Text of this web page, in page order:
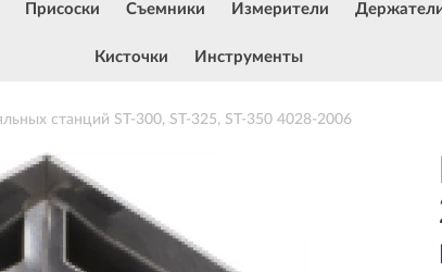
Присоски Съемники Измерители
Кисточки Инструменты
станций ST-300, ST-325, ST-350 4028-2006